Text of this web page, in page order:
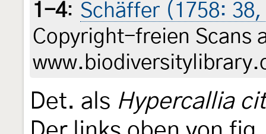
1-4: Schäffer (1758:
Copyright-freien Scans
Det. als Hypercallia